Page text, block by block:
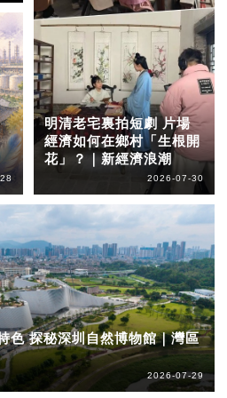
明清老宅裏拍短劇 片場
經濟如何在鄉村「生根開
花」？｜新經濟浪潮
2026-07-30
色 探秘深圳自然博物館｜灣區
2026-07-29